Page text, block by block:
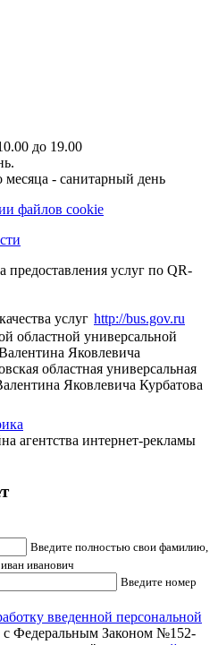
до 19.00
- санитарный день
файлов cookie
предоставления услуг по QR-
http://bus.gov.ru
областной универсальной
Яковлевича
областная универсальная
Яковлевича Курбатова
агентства интернет-рекламы
Введите полностью свои фамилию,
иванович
Введите номер
введенной персональной
с Федеральным Законом №152-